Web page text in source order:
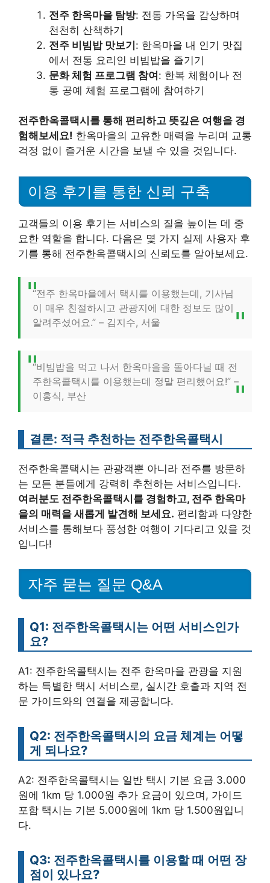
전주 한옥마을 탐방: 전통 가옥을 감상하며
천천히 산책하기
전주 비빔밥 맛보기: 한옥마을 내 인기 맛집
에서 전통 요리인 비빔밥을 즐기기
문화 체험 프로그램 참여: 한복 체험이나 전
통 공예 체험 프로그램에 참여하기
전주한옥콜택시를 통해 편리하고 뜻깊은 여행을 경
험해보세요! 한옥마을의 고유한 매력을 누리며 교통
걱정 없이 즐거운 시간을 보낼 수 있을 것입니다.
이용 후기를 통한 신뢰 구축
고객들의 이용 후기는 서비스의 질을 높이는 데 중
요한 역할을 합니다. 다음은 몇 가지 실제 사용자 후
기를 통해 전주한옥콜택시의 신뢰도를 알아보세요.
“전주 한옥마을에서 택시를 이용했는데, 기사님
이 매우 친절하시고 관광지에 대한 정보도 많이
알려주셨어요.” – 김지수, 서울
“비빔밥을 먹고 나서 한옥마을을 돌아다닐 때 전
주한옥콜택시를 이용했는데 정말 편리했어요!” –
이홍식, 부산
결론: 적극 추천하는 전주한옥콜택시
전주한옥콜택시는 관광객뿐 아니라 전주를 방문하
는 모든 분들에게 강력히 추천하는 서비스입니다.
여러분도 전주한옥콜택시를 경험하고, 전주 한옥마
을의 매력을 새롭게 발견해 보세요. 편리함과 다양한
서비스를 통해보다 풍성한 여행이 기다리고 있을 것
입니다!
자주 묻는 질문 Q&A
Q1: 전주한옥콜택시는 어떤 서비스인가
요?
A1: 전주한옥콜택시는 전주 한옥마을 관광을 지원
하는 특별한 택시 서비스로, 실시간 호출과 지역 전
문 가이드와의 연결을 제공합니다.
Q2: 전주한옥콜택시의 요금 체계는 어떻
게 되나요?
A2: 전주한옥콜택시는 일반 택시 기본 요금 3.000
원에 1km 당 1.000원 추가 요금이 있으며, 가이드
포함 택시는 기본 5.000원에 1km 당 1.500원입니
다.
Q3: 전주한옥콜택시를 이용할 때 어떤 장
점이 있나요?